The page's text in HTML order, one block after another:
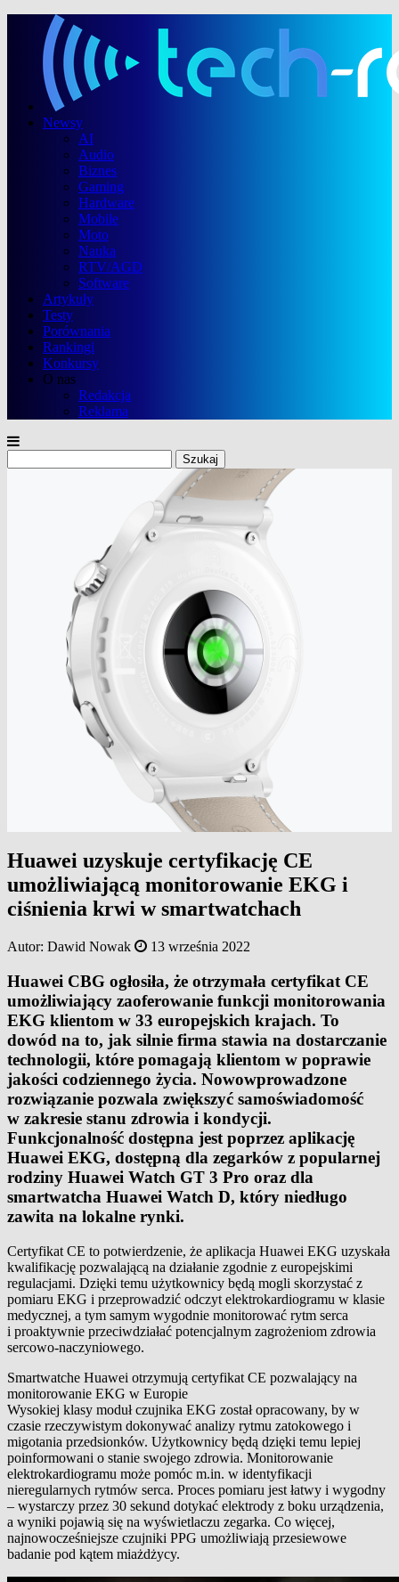
Newsy
AI
Audio
Biznes
Gaming
Hardware
Mobile
Moto
Nauka
RTV/AGD
Software
Artykuły
Testy
Porównania
Rankingi
Konkursy
O nas
Redakcja
Reklama
Huawei uzyskuje certyfikację CE
umożliwiającą monitorowanie EKG i
ciśnienia krwi w smartwatchach
Autor: Dawid Nowak 13 września 2022
Huawei CBG ogłosiła, że otrzymała certyfikat CE
umożliwiający zaoferowanie funkcji monitorowania
EKG klientom w 33 europejskich krajach. To
dowód na to, jak silnie firma stawia na dostarczanie
technologii, które pomagają klientom w poprawie
jakości codziennego życia. Nowowprowadzone
rozwiązanie pozwala zwiększyć samoświadomość
w zakresie stanu zdrowia i kondycji.
Funkcjonalność dostępna jest poprzez aplikację
Huawei EKG, dostępną dla zegarków z popularnej
rodziny Huawei Watch GT 3 Pro oraz dla
smartwatcha Huawei Watch D, który niedługo
zawita na lokalne rynki.
Certyfikat CE to potwierdzenie, że aplikacja Huawei EKG uzyskała
kwalifikację pozwalającą na działanie zgodnie z europejskimi
regulacjami. Dzięki temu użytkownicy będą mogli skorzystać z
pomiaru EKG i przeprowadzić odczyt elektrokardiogramu w klasie
medycznej, a tym samym wygodnie monitorować rytm serca
i proaktywnie przeciwdziałać potencjalnym zagrożeniom zdrowia
sercowo-naczyniowego.
Smartwatche Huawei otrzymują certyfikat CE pozwalający na
monitorowanie EKG w Europie
Wysokiej klasy moduł czujnika EKG został opracowany, by w
czasie rzeczywistym dokonywać analizy rytmu zatokowego i
migotania przedsionków. Użytkownicy będą dzięki temu lepiej
poinformowani o stanie swojego zdrowia. Monitorowanie
elektrokardiogramu może pomóc m.in. w identyfikacji
nieregularnych rytmów serca. Proces pomiaru jest łatwy i wygodny
– wystarczy przez 30 sekund dotykać elektrody z boku urządzenia,
a wyniki pojawią się na wyświetlaczu zegarka. Co więcej,
najnowocześniejsze czujniki PPG umożliwiają przesiewowe
badanie pod kątem miażdżycy.